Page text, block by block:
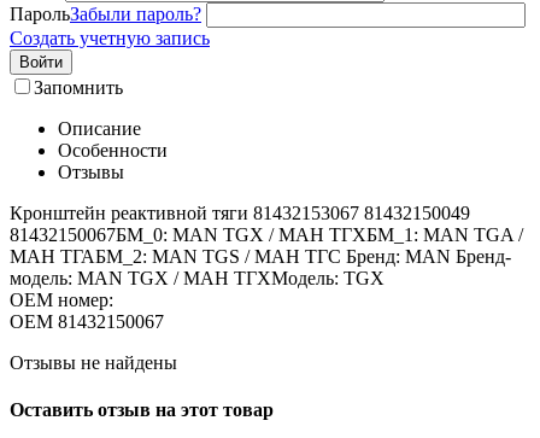
ПарольЗабыли пароль?
Создать учетную запись
Войти
Запомнить
Описание
Особенности
Отзывы
Кронштейн реактивной тяги 81432153067 81432150049
81432150067БМ_0: MAN TGX / МАН ТГХБМ_1: MAN TGA /
МАН ТГАБМ_2: MAN TGS / МАН ТГС Бренд: MAN Бренд-
модель: MAN TGX / МАН ТГХМодель: TGX
OEM номер:
OEM 81432150067
Отзывы не найдены
Оставить отзыв на этот товар